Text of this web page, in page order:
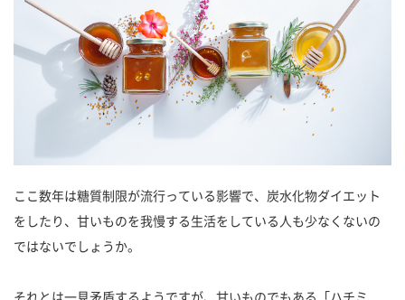
ここ数年は糖質制限が流行っている影響で、炭水化物ダイエット
をしたり、甘いものを我慢する生活をしている人も少なくないの
ではないでしょうか。
それとは一見矛盾するようですが、甘いものでもある「ハチミ